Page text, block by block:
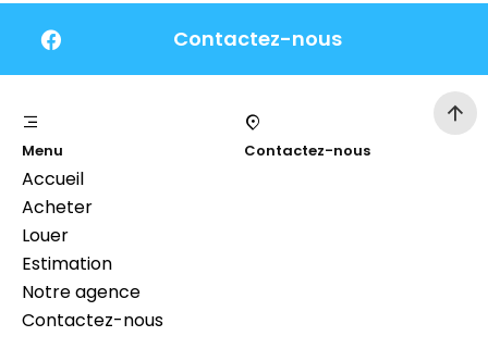
Contactez-nous
Menu
Accueil
Acheter
Louer
Estimation
Notre agence
Contactez-nous
Contactez-nous